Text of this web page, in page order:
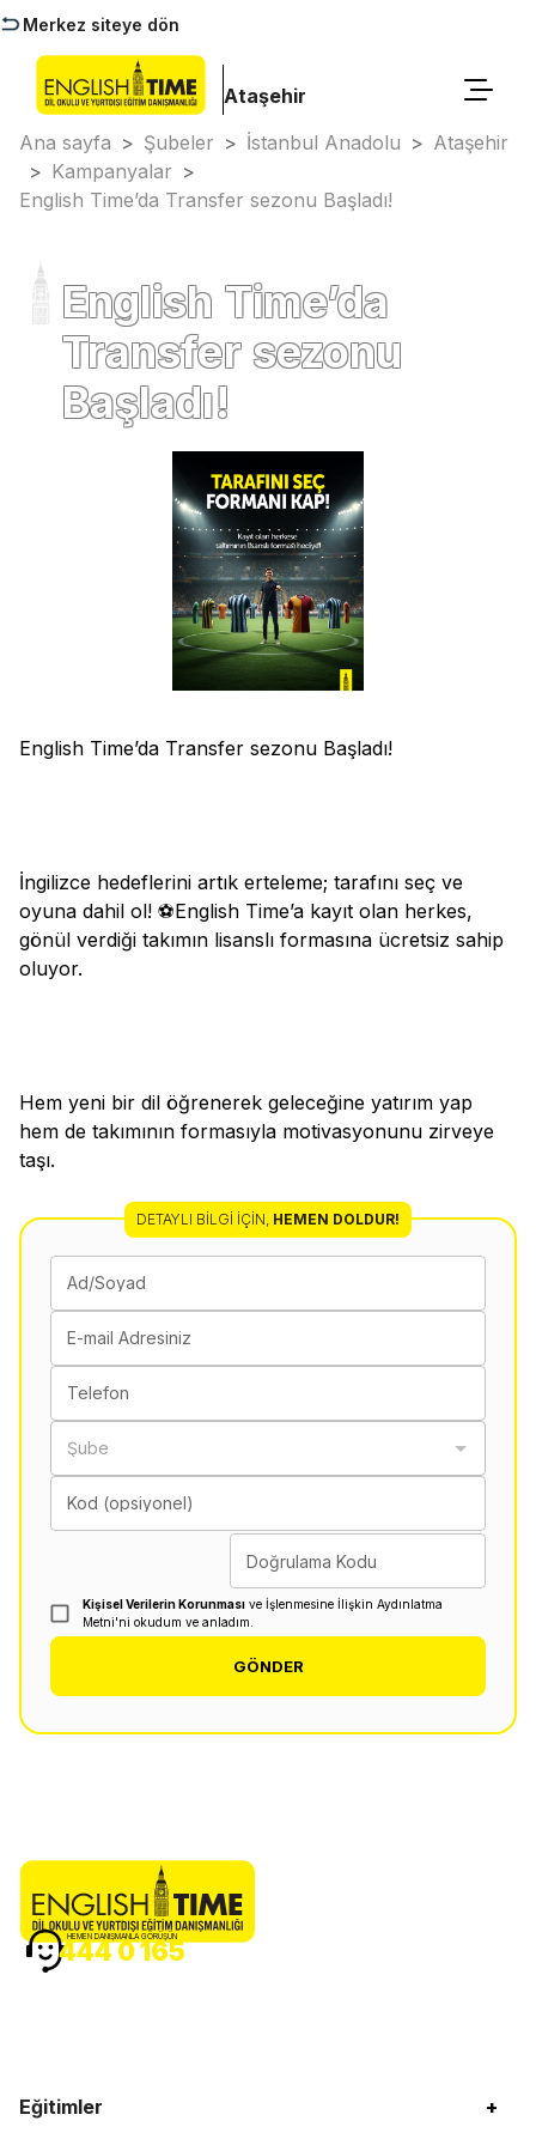
Merkez siteye dön
Ataşehir
Ana sayfa > Şubeler > İstanbul Anadolu > Ataşehir
> Kampanyalar >
English Time’da Transfer sezonu Başladı!
English Time’da
Transfer sezonu
Başladı!
English Time’da Transfer sezonu Başladı!
İngilizce hedeflerini artık erteleme; tarafını seç ve
oyuna dahil ol! ⚽English Time’a kayıt olan herkes,
gönül verdiği takımın lisanslı formasına ücretsiz sahip
oluyor.
Hem yeni bir dil öğrenerek geleceğine yatırım yap
hem de takımının formasıyla motivasyonunu zirveye
taşı.
DETAYLI BILGI İÇIN, HEMEN DOLDUR!
Ad/Soyad
E-mail Adresiniz
Telefon
Şube
Kod (opsiyonel)
Doğrulama Kodu
Kişisel Verilerin Korunması ve İşlenmesine İlişkin Aydınlatma
Metni'ni okudum ve anladım.
GÖNDER
Eğitimler +
HEMEN DANIŞMANLA GÖRÜŞÜN
444 0 165